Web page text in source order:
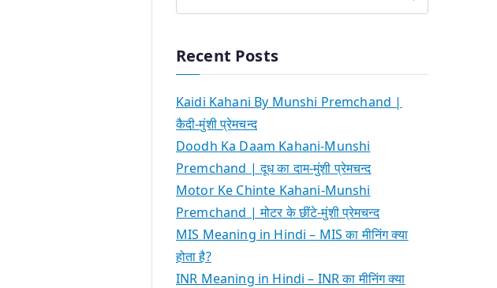
Recent Posts
Kaidi Kahani By Munshi Premchand |
कैदी-मुंशी प्रेमचन्द
Doodh Ka Daam Kahani-Munshi
Premchand | दूध का दाम-मुंशी प्रेमचन्द
Motor Ke Chinte Kahani-Munshi
Premchand | मोटर के छींटे-मुंशी प्रेमचन्द
MIS Meaning in Hindi – MIS का मीनिंग क्या
होता है?
INR Meaning in Hindi – INR का मीनिंग क्या